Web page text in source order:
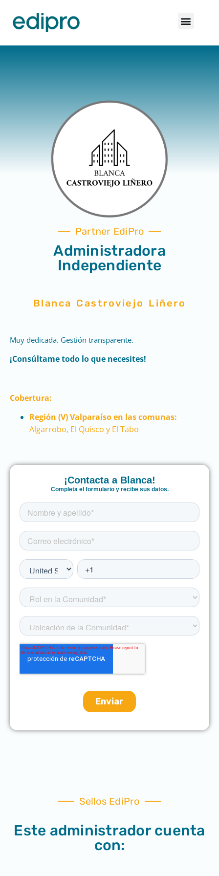
Partner EdiPro
Administradora
Independiente
Blanca Castroviejo Liñero
Muy dedicada. Gestión transparente.
¡Consúltame todo lo que necesites!
Cobertura:
Región (V) Valparaíso en las comunas:
Algarrobo, El Quisco y El Tabo
Sellos EdiPro
Este administrador cuenta
con: